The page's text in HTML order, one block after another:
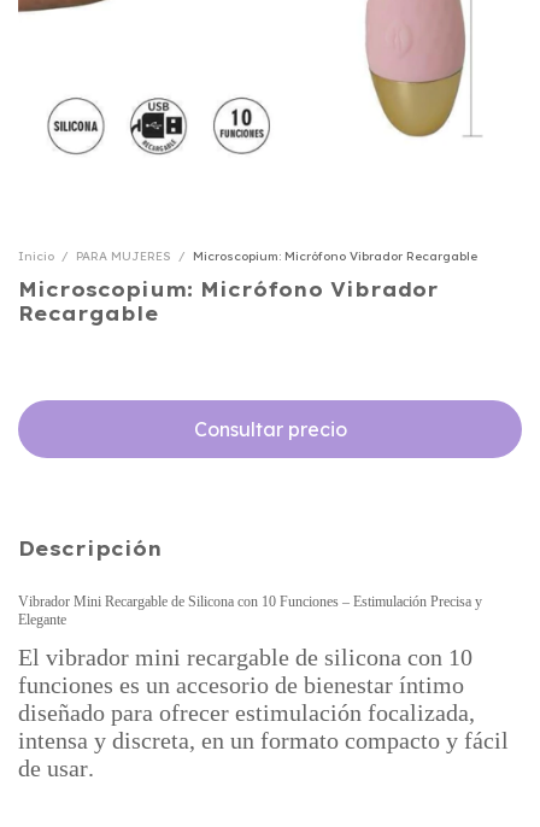
Inicio / PARA MUJERES / Microscopium: Micrófono Vibrador Recargable
Microscopium: Micrófono Vibrador
Recargable
Descripción
Vibrador Mini Recargable de Silicona con 10 Funciones – Estimulación Precisa y
Elegante
El vibrador mini recargable de silicona con 10
funciones es un accesorio de bienestar íntimo
diseñado para ofrecer estimulación focalizada,
intensa y discreta, en un formato compacto y fácil
de usar.